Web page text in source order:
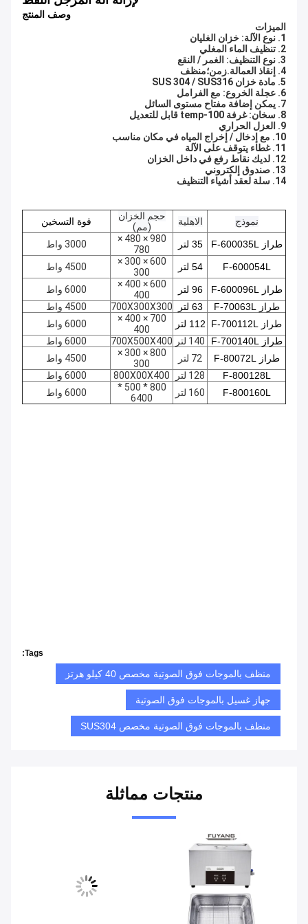
وصف المنتج
الميزات
1. نوع الآلة: خزان الغليان
2. تنظيف الماء المغلي
3. نوع التنظيف: الغمر / النقع
4. إنقاذ العمالة.زمن؛منظف
5. مادة خزان SUS 304 / SUS316
6. عجلة الخروع: مع الفرامل
7. يمكن إضافة مفتاح مستوى السائل
8. سخان: غرفة temp-100 قابل للتعديل
9. العزل الحراري
10. مع إدخال / إخراج المياه في مكان مناسب
11. غطاء يتوقف على الآلة
12. لديك نقاط رفع في داخل الخزان
13. صندوق إلكتروني
14. سلة لعقد أشياء التنظيف
نموذج الاهلية
حجم الخزان
(مم)
قوة التسخين
طراز F-600035L 35 لتر
980 × 480 ×
780
3000 واط
F-600054L 54 لتر
600 × 300 ×
300
4500 واط
طراز F-600096L 96 لتر
600 × 400 ×
400
6000 واط
طراز F-70063L
63 لتر 700X300X300
4500 واط
طراز F-700112L
112 لتر
700 × 400 ×
400
6000 واط
طراز F-700140L
140 لتر 700X500X400
6000 واط
طراز F-80072L
72 لتر
800 × 300 ×
300
4500 واط
F-800128L
128 لتر 800X00X400
6000 واط
F-800160L
160 لتر
800 * 500 *
6400
6000 واط
Tags:
منظف ​​بالموجات فوق الصوتية مخصص 40 كيلو هرتز
جهاز غسيل بالموجات فوق الصوتية
منظف بالموجات فوق الصوتية مخصص SUS304
منتجات مماثلة